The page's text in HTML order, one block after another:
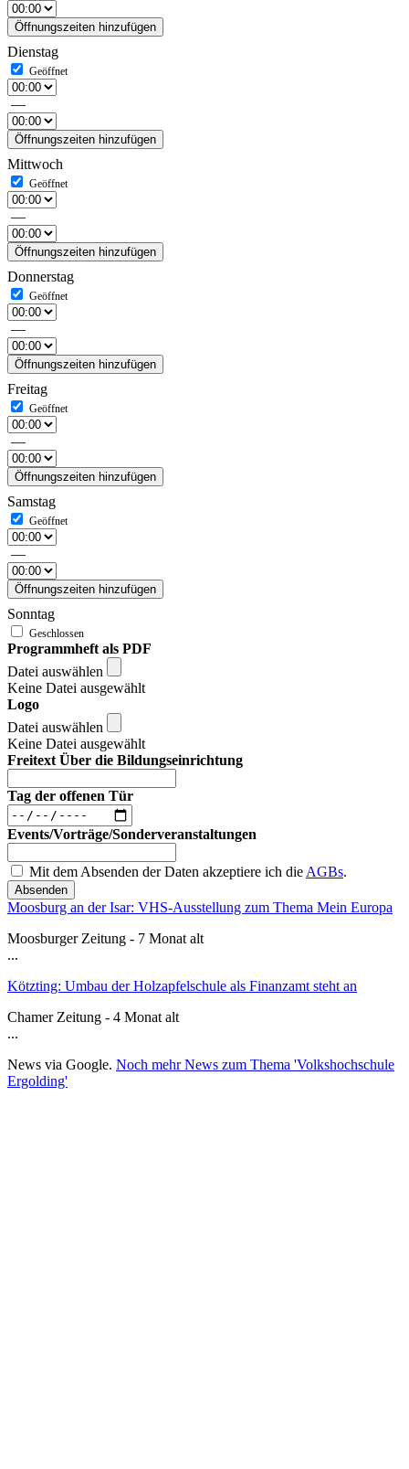
Öffnungszeiten hinzufügen
Dienstag
—
Öffnungszeiten hinzufügen
Mittwoch
—
Öffnungszeiten hinzufügen
Donnerstag
—
Öffnungszeiten hinzufügen
Freitag
—
Öffnungszeiten hinzufügen
Samstag
—
Öffnungszeiten hinzufügen
Sonntag
Programmheft als PDF
Datei auswählen
Keine Datei ausgewählt
Logo
Datei auswählen
Keine Datei ausgewählt
Freitext Über die Bildungseinrichtung
Tag der offenen Tür
Events/Vorträge/Sonderveranstaltungen
Mit dem Absenden der Daten akzeptiere ich die AGBs.
Absenden
Moosburg an der Isar: VHS-Ausstellung zum Thema Mein Europa
Moosburger Zeitung - 7 Monat alt
...
Kötzting: Umbau der Holzapfelschule als Finanzamt steht an
Chamer Zeitung - 4 Monat alt
...
News via Google. Noch mehr News zum Thema 'Volkshochschule
Ergolding'